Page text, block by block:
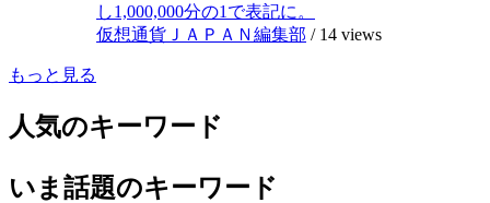
し1,000,000分の1で表記に。
仮想通貨ＪＡＰＡＮ編集部 / 14 views
もっと見る
人気のキーワード
いま話題のキーワード